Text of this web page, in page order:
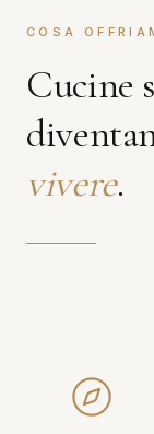
COSA
Cucine
vivere.